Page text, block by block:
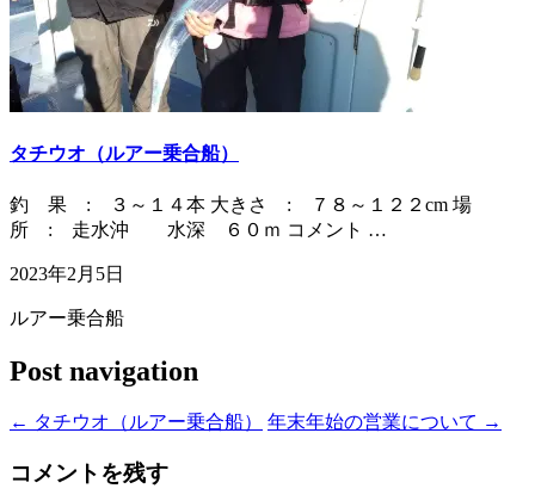
タチウオ（ルアー乗合船）
釣 果 : ３～１４本 大きさ : ７８～１２２cm 場
所 : 走水沖 水深 ６０ｍ コメント …
2023年2月5日
ルアー乗合船
Post navigation
← タチウオ（ルアー乗合船） 年末年始の営業について →
コメントを残す